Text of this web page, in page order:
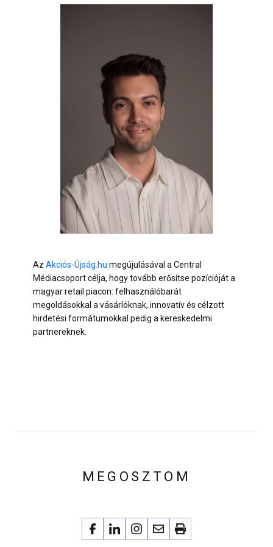
Az Akciós-Újság.hu megújulásával a Central
Médiacsoport célja, hogy tovább erősítse pozícióját a
magyar retail piacon: felhasználóbarát
megoldásokkal a vásárlóknak, innovatív és célzott
hirdetési formátumokkal pedig a kereskedelmi
partnereknek.
MEGOSZTOM